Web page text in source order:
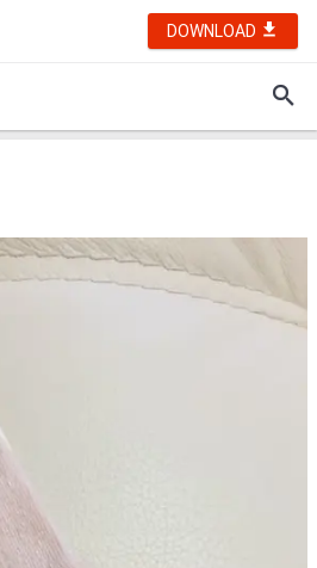
DOWNLOAD